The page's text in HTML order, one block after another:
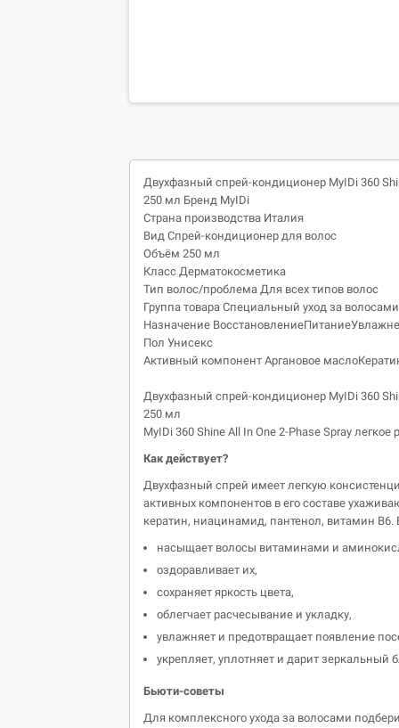
Двухфазный спрей-кондиционер MyIDi 360
250 мл Бренд MyIDi
Страна производства Италия
Вид Спрей-кондиционер для волос
Объём 250 мл
Класс Дерматокосметика
Тип волос/проблема Для всех типов волос
Группа товара Специальный уход за волосами
Назначение ВосстановлениеПитание
Пол Унисекс
Активный компонент Аргановое масло
Двухфазный спрей-кондиционер MyIDi 360
250 мл
MyIDi 360 Shine All In One 2-Phase Spray
Как действует?
Двухфазный спрей имеет легкую
активных компонентов в его составе
кератин, ниацинамид, пантенол, витамин В6.
насыщает волосы витаминами и
оздоравливает их,
сохраняет яркость цвета,
облегчает расчесывание и укладку,
увлажняет и предотвращает появление
укрепляет, уплотняет и дарит зеркальный
Бьюти-советы
Для комплексного ухода за волосами